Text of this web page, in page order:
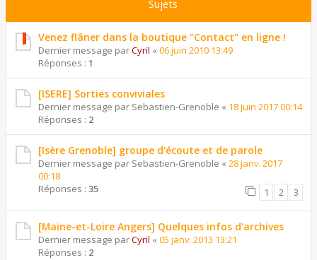
Sujets
Venez flâner dans la boutique "Contact" en ligne !
Dernier message parCyril « 06 juin 2010 13:49
Réponses : 1
[ISERE] Sorties conviviales
Dernier message par Sebastien-Grenoble « 18 juin 2017 00:14
Réponses : 2
[Isère Grenoble] groupe d'écoute et de parole
Dernier message par Sebastien-Grenoble « 28 janv. 2017
00:18
Réponses : 35 1 2 3
[Maine-et-Loire Angers] Quelques infos d'archives
Dernier message parCyril « 05 janv. 2013 13:21
Réponses : 2